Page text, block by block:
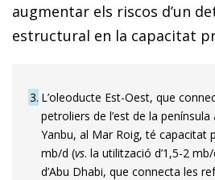
augmentar els riscos d’un
estructural en la capacitat
3 L’oleoducte Est-Oest, que
petroliers de l’est de la
Yanbu, al Mar Roig, té capacitat
mb/d (vs. la utilització d’1,5-2
d’Abu Dhabi, que connecta les